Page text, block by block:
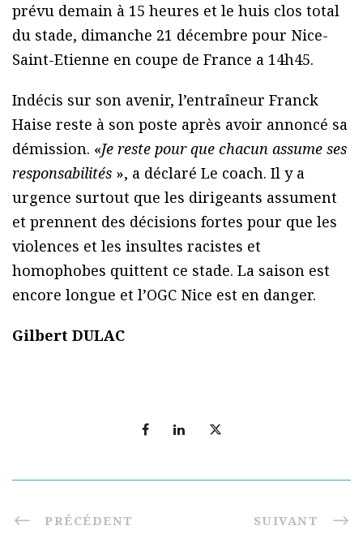
prévu demain à 15 heures et le huis clos total
du stade, dimanche 21 décembre pour Nice-
Saint-Etienne en coupe de France a 14h45.
Indécis sur son avenir, l’entraîneur Franck
Haise reste à son poste après avoir annoncé sa
démission. «Je reste pour que chacun assume ses
responsabilités », a déclaré Le coach. Il y a
urgence surtout que les dirigeants assument
et prennent des décisions fortes pour que les
violences et les insultes racistes et
homophobes quittent ce stade. La saison est
encore longue et l’OGC Nice est en danger.
Gilbert DULAC
PRÉCÉDENT SUIVANT